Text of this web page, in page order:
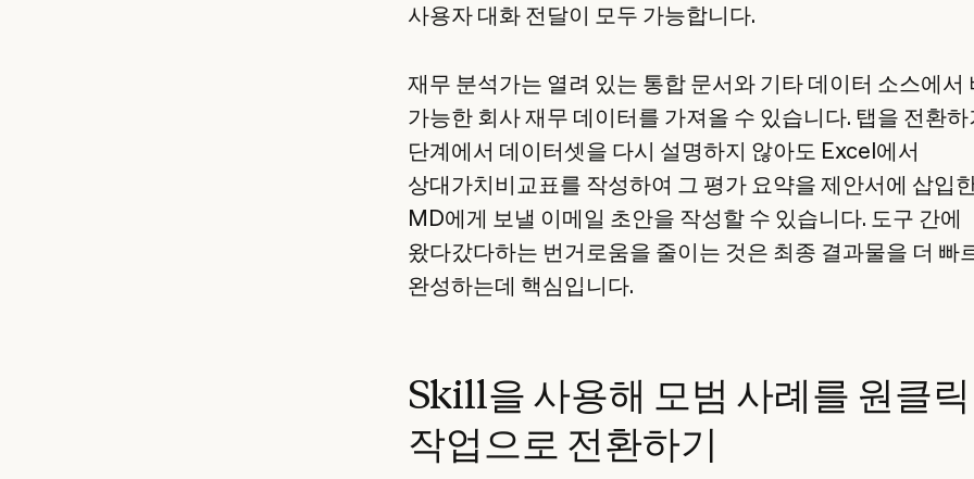
사용자 대화 전달이 모두 가능합니다.
재무 분석가는 열려 있는 통합 문서와 기타 데이터 소스에서
가능한 회사 재무 데이터를 가져올 수 있습니다. 탭을 전환
단계에서 데이터셋을 다시 설명하지 않아도 Excel에서
상대가치비교표를 작성하여 그 평가 요약을 제안서에 삽입
MD에게 보낼 이메일 초안을 작성할 수 있습니다. 도구 간에
왔다갔다하는 번거로움을 줄이는 것은 최종 결과물을 더 빠
완성하는데 핵심입니다.
Skill을 사용해 모범 사례를 원클릭
작업으로 전환하기